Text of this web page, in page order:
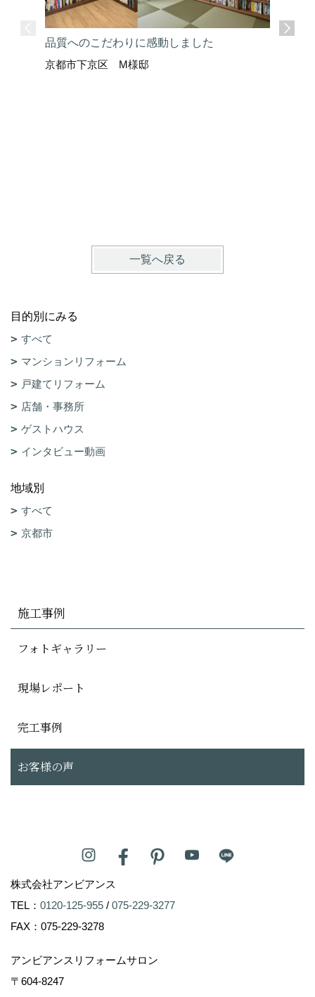
品質へのこだわりに感動しました
京都市下京区 M様邸
一覧へ戻る
目的別にみる
すべて
マンションリフォーム
戸建てリフォーム
店舗・事務所
ゲストハウス
インタビュー動画
地域別
すべて
京都市
施工事例
フォトギャラリー
現場レポート
完工事例
お客様の声
株式会社アンビアンス
TEL： 0120-125-955 / 075-229-3277
FAX：075-229-3278
アンビアンスリフォームサロン
〒604-8247